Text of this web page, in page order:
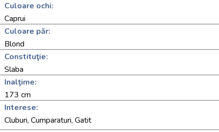
Culoare ochi:
Caprui
Culoare păr:
Blond
Constituţie:
Slaba
Inalţime:
173 cm
Interese:
Cluburi, Cumparaturi, Gatit